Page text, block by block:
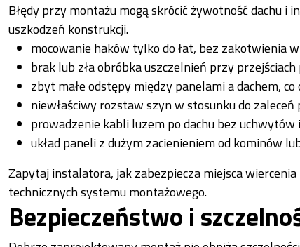
Błędy przy montażu mogą skrócić żywotność dachu
uszkodzeń konstrukcji.
mocowanie haków tylko do łat, bez zakotwienia
brak lub zła obróbka uszczelnień przy
zbyt małe odstępy między panelami a dachem,
niewłaściwy rozstaw szyn w stosunku do zaleceń
prowadzenie kabli luzem po dachu bez uchwytów
układ paneli z dużym zacienieniem od kominów
Zapytaj instalatora, jak zabezpiecza miejsca
technicznych systemu montażowego.
Bezpieczeństwo i